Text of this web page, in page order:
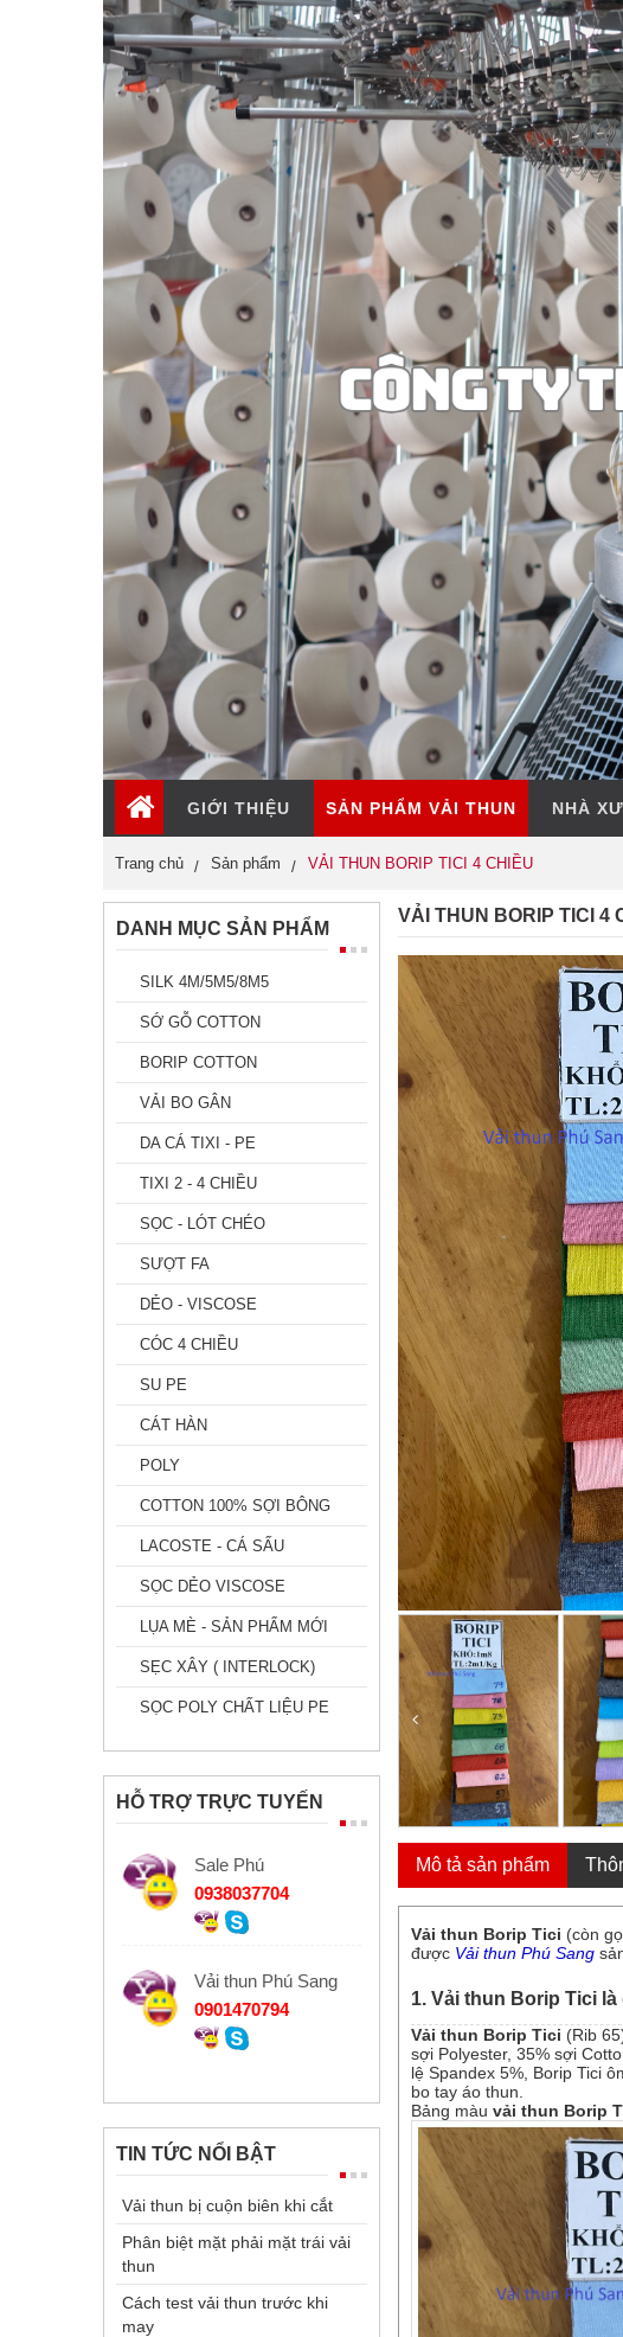
GIỚI THIỆU SẢN PHẨM VẢI THUN NHÀ
Trang chủ Sản phẩm VẢI THUN BORIP TICI 4 CHIỀU
DANH MỤC SẢN PHẨM
SILK 4M/5M5/8M5
SỚ GỖ COTTON
BORIP COTTON
VẢI BO GÂN
DA CÁ TIXI - PE
TIXI 2 - 4 CHIỀU
SỌC - LÓT CHÉO
SƯỢT FA
DẺO - VISCOSE
CÓC 4 CHIỀU
SU PE
CÁT HÀN
POLY
COTTON 100% SỢI BÔNG
LACOSTE - CÁ SẤU
SỌC DẺO VISCOSE
LỤA MÈ - SẢN PHẨM MỚI
SẸC XÂY ( INTERLOCK)
SỌC POLY CHẤT LIỆU PE
HỖ TRỢ TRỰC TUYẾN
Sale Phú
0938037704
Vải thun Phú Sang
0901470794
TIN TỨC NỔI BẬT
Vải thun bị cuộn biên khi cắt
Phân biệt mặt phải mặt trái vải
thun
Cách test vải thun trước khi
may
VẢI THUN BORIP TICI 4
Mô tả sản phẩm
Vải thun Borip Tici (còn
được Vải thun Phú Sang
1. Vải thun Borip Tici là
Vải thun Borip Tici (Rib
sợi Polyester, 35% sợi
lệ Spandex 5%, Borip Tici
bo tay áo thun.
Bảng màu vải thun Borip